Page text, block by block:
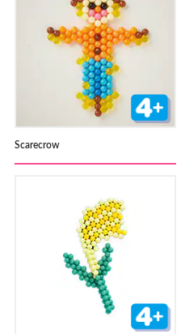
Scarecrow